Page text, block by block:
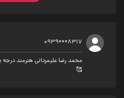
0939***8317
محمد رضا علیمردانی هنرمند
🥰